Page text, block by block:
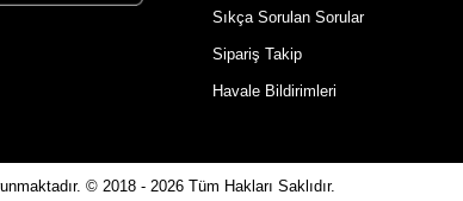
Sıkça Sorulan Sorular
Sipariş Takip
Havale Bildirimleri
© 2018 - 2026Tüm Hakları Saklıdır.